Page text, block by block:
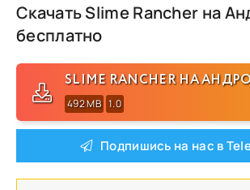
Скачать Slime Rancher на
бесплатно
SLIME RANCHER НА
492 MB 1.0
Подпишись на нас в